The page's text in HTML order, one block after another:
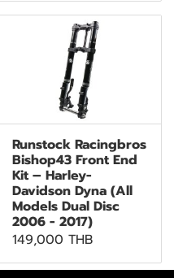
Runstock Racingbros
Bishop43 Front End
Kit – Harley-
Davidson Dyna (All
Models Dual Disc
2006 - 2017)
149,000 THB